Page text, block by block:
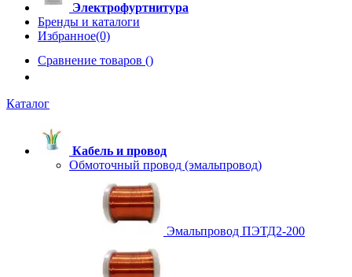
Электрофуртнитура
Бренды и каталоги
Избранное(0)
Сравнение товаров ()
Каталог
Кабель и провод
Обмоточный провод (эмальпровод)
Эмальпровод ПЭТД2-200